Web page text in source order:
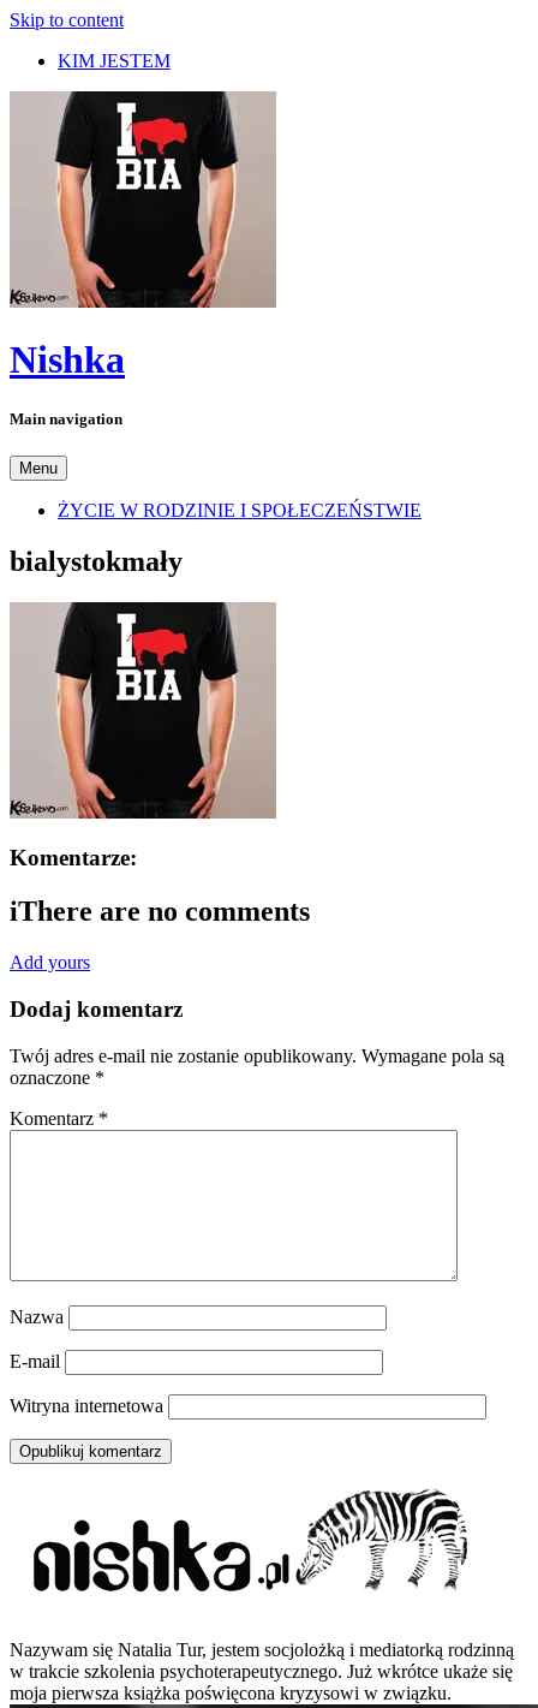
Skip to content
KIM JESTEM
Nishka
Main navigation
Menu
ŻYCIE W RODZINIE I SPOŁECZEŃSTWIE
bialystokmały
Komentarze:
iThere are no comments
Add yours
Dodaj komentarz
Twój adres e-mail nie zostanie opublikowany. Wymagane pola są
oznaczone *
Komentarz *
Nazwa
E-mail
Witryna internetowa
Nazywam się Natalia Tur, jestem socjolożką i mediatorką rodzinną
w trakcie szkolenia psychoterapeutycznego. Już wkrótce ukaże się
moja pierwsza książka poświęcona kryzysowi w związku.